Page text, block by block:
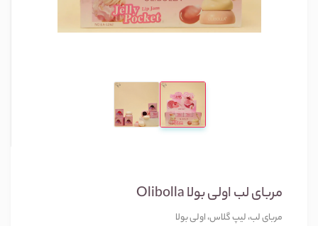
مربای لب اولی بولا Olibolla
مربای لب، لیپ گلاس، اولی بولا